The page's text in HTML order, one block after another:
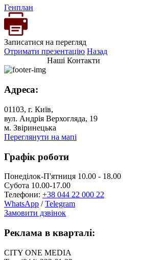
Генплан
Записатися на перегляд
Отримати презентацію Назад
Наші Контакти
Адреса:
01103, г. Київ,
вул. Андрія Верхогляда, 19
м. Звіринецька
Переглянути на мапі
Графік роботи
Понеділок-П'ятниця 10.00 - 18.00
Субота 10.00-17.00
Телефони: +38 044 22 000 22
WhatsApp /Telegram
Замовити дзвінок
Реклама в кварталі:
CITY ONE MEDIA